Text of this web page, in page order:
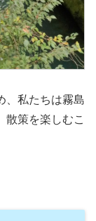
、私たちは霧島
散策を楽しむこ